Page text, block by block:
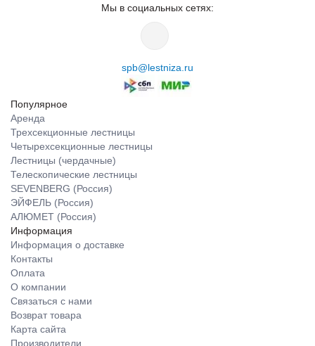
Мы в социальных сетях:
spb@lestniza.ru
Популярное
Аренда
Трехсекционные лестницы
Четырехсекционные лестницы
Лестницы (чердачные)
Телескопические лестницы
SEVENBERG (Россия)
ЭЙФЕЛЬ (Россия)
АЛЮМЕТ (Россия)
Информация
Информация о доставке
Контакты
Оплата
О компании
Связаться с нами
Возврат товара
Карта сайта
Производители